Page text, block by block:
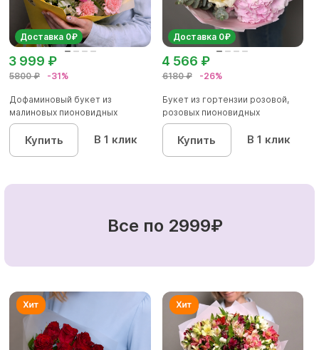
Доставка 0₽
5800 ₽ -31%
3 999 ₽
Дофаминовый букет из
малиновых пионовидных
кустовых роз...
Купить В 1 клик
Доставка 0₽
6180 ₽ -26%
4 566 ₽
Букет из гортензии розовой,
розовых пионовидных
кустовы...
Купить В 1 клик
Все по 2999₽